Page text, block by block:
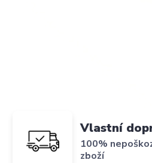
Vlastní
100%
zboží